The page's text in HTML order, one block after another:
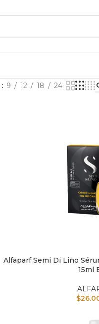
9 12 18 24
AÑADIR AL CARRITO
Alfaparf Semi Di Lino
15ml
$